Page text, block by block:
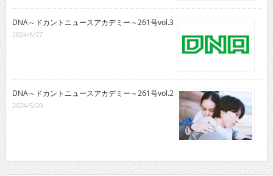
DNA～ドカントニュースアカデミー～261号vol.3
2024/5/27
DNA～ドカントニュースアカデミー～261号vol.2
2024/5/20